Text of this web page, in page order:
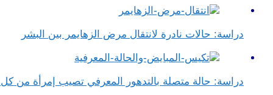
دراسة: حالات نادرة لانتقال مرض الزهايمر بين البشر
دراسة: حالة متصلة بالتدهور المعرفي تصيب إمرأة من